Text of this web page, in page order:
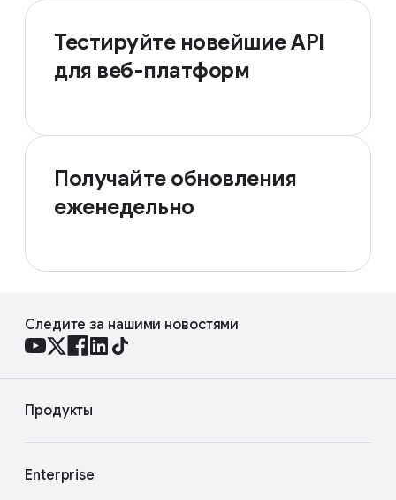
Тестируйте новейшие API
для веб-платформ
Получайте обновления
еженедельно
Следите за нашими новостями
Продукты
Enterprise